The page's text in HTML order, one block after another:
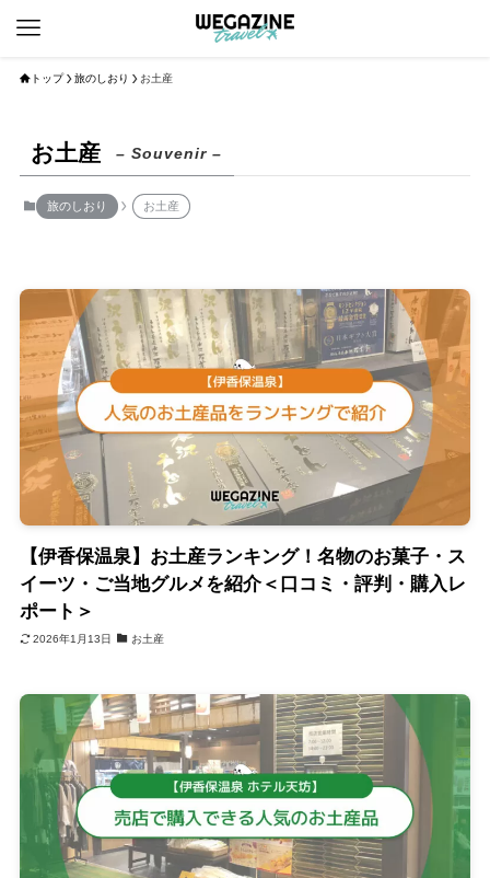
トップ 旅のしおり お土産
お土産 – Souvenir –
旅のしおり お土産
【伊香保温泉】お土産ランキング！名物のお菓子・ス
イーツ・ご当地グルメを紹介＜口コミ・評判・購入レ
ポート＞
2026年1月13日 お土産